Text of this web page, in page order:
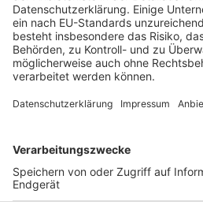
werden. Eine
nicht alleiniges […]
WEITERLESEN
Arbeitsrecht
VERLAG